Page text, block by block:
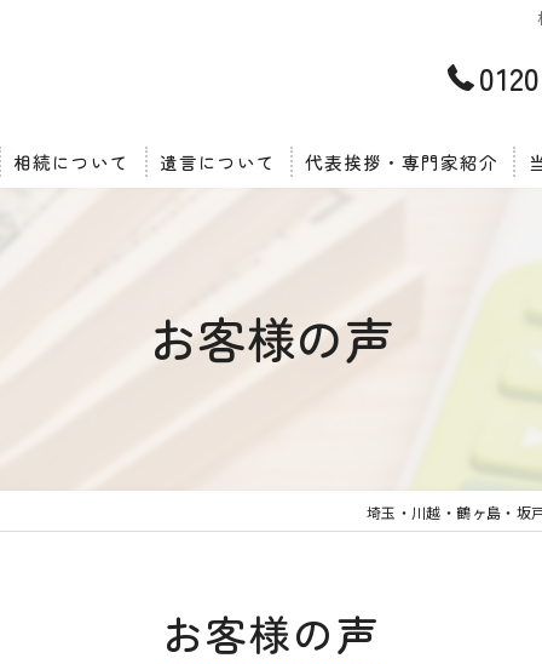
相続について 遺言について 代表挨拶・専門家紹介
お客様の声
埼玉・川越・鶴ヶ島・坂
お客様の声